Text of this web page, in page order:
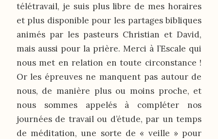
télétravail, je suis plus libre de mes horaires
et plus disponible pour les partages bibliques
animés par les pasteurs Christian et David,
mais aussi pour la prière. Merci à l’Escale qui
nous met en relation en toute circonstance !
Or les épreuves ne manquent pas autour de
nous, de manière plus ou moins proche, et
nous sommes appelés à compléter nos
journées de travail ou d’étude, par un temps
de méditation, une sorte de « veille » pour